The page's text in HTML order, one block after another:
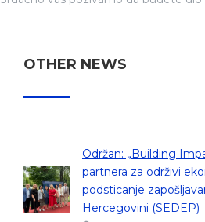
OTHER NEWS
Održan: „Building
partnera za održivi
podsticanje
Hercegovini (SEDEP)